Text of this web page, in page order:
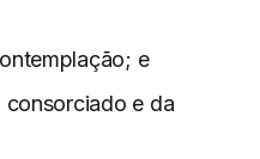
e
e da